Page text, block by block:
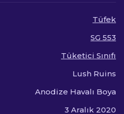
Tüfek
SG 553
Tüketici Sınıfı
Lush Ruins
Anodize Havalı Boya
3 Aralık 2020